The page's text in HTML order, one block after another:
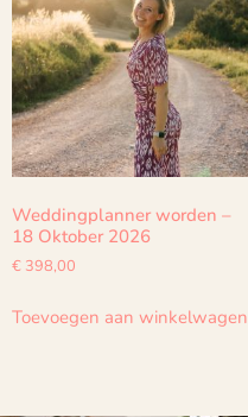
Weddingplanner worden –
18 Oktober 2026
€ 398,00
Toevoegen aan winkelwagen